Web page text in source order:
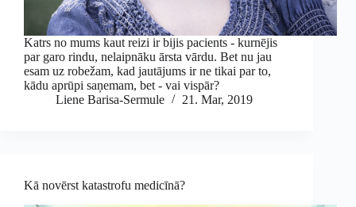
Katrs no mums kaut reizi ir bijis pacients - kurnējis
par garo rindu, nelaipnāku ārsta vārdu. Bet nu jau
esam uz robežam, kad jautājums ir ne tikai par to,
kādu aprūpi saņemam, bet - vai vispār?
Liene Barisa-Sermule
21. Mar, 2019
Kā novērst katastrofu medicīnā?